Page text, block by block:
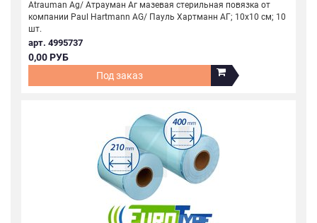
Atrauman Ag/ Атрауман Аг мазевая стерильная повязка от
компании Paul Hartmann AG/ Пауль Хартманн АГ; 10х10 см; 10
шт.
арт. 4995737
0,00 РУБ
Под заказ